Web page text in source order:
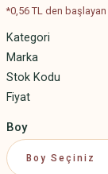
*0,56 TL den
Kategori
Marka
Stok Kodu
Fiyat
Boy